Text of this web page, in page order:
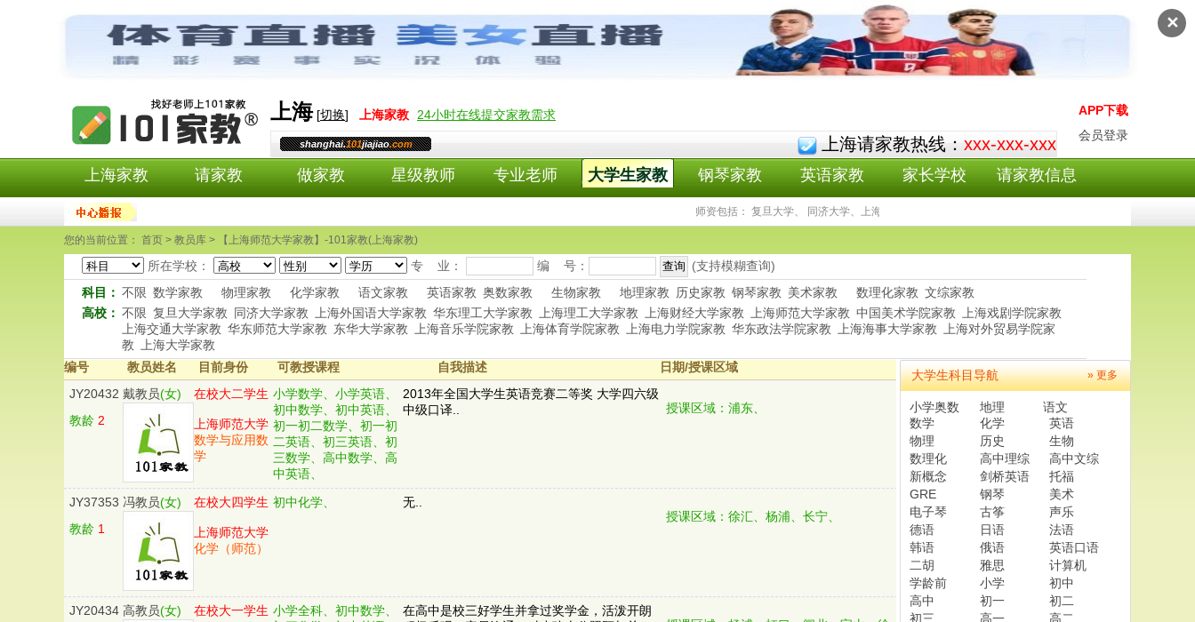
✕
上海[切换] 上海家教 24小时在线提交家教需求
shanghai.101jiajiao.com 上海请家教热线： xxx-xxx-xxx
APP下载
会员登录
上海家教 请家教 做家教 星级教师 专业老师 大学生家教 钢琴家教 英语家教 家长学校 请家教信息
师资包括： 复旦大学、 同济大学、上海外国语大学等上海师范大学家教老师尽在101家教，101上海师范
您的当前位置： 首页 > 教员库 > 【上海师范大学家教】-101家教(上海家教)
所在学校： 专 业： 编 号：
(支持模糊查询)
科目： 不限 数学家教 物理家教 化学家教 语文家教 英语家教 奥数家教 生物家教 地理家教 历史家教 钢琴家教 美术家教 数理化家教 文综家教
高校： 不限 复旦大学家教 同济大学家教 上海外国语大学家教 华东理工大学家教 上海理工大学家教 上海财经大学家教 上海师范大学家教 中国美术学院家教
上海戏剧学院家教
上海交通大学家教 华东师范大学家教 东华大学家教 上海音乐学院家教 上海体育学院家教 上海电力学院家教 华东政法学院家教 上海海事大学家教
上海对外贸易学院家
教
上海大学家教
编号
教员姓名 目前身份 可教授课程 自我描述
日期/授课区域
JY20432
教龄 2
戴教员(女) 在校大二学生
上海师范大学
数学与应用数
学
小学数学、小学英语、
初中数学、初中英语、
初一初二数学、初一初
二英语、初三英语、初
三数学、高中数学、高
中英语、
2013年全国大学生英语竞赛二等奖 大学四六级
中级口译..
授课区域：浦东、
JY37353
教龄 1
冯教员(女) 在校大四学生
上海师范大学
化学（师范）
初中化学、
无..
授课区域：徐汇、杨浦、长宁、
JY20434 高教员(女) 在校大一学生 小学全科、初中数学、
在高中是校三好学生并拿过奖学金，活泼开朗
» 更多
大学生科目导航
小学奥数 地理
语文
数学
化学
英语
物理
历史
生物
数理化
高中理综
高中文综
新概念
剑桥英语
托福
GRE
钢琴
美术
电子琴
古筝
声乐
德语
日语
法语
韩语
俄语
英语口语
二胡
雅思
计算机
学龄前
小学
初中
高中
初一
初二
初三
高一
高二